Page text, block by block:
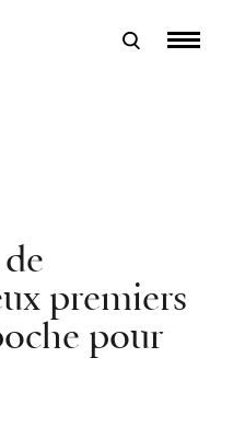
premiers
pour